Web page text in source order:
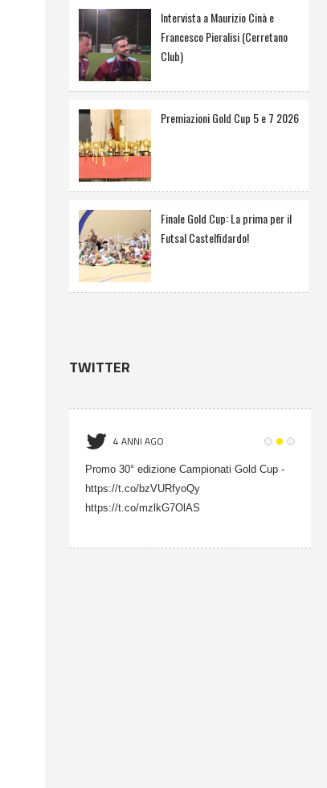
Intervista a Maurizio Cinà e
Francesco Pieralisi (Cerretano
Club)
Premiazioni Gold Cup 5 e 7 2026
Finale Gold Cup: La prima per il
Futsal Castelfidardo!
TWITTER
4 ANNI AGO
Promo 30° edizione Campionati Gold Cup -
https://t.co/bzVURfyoQy
https://t.co/mzlkG7OlAS